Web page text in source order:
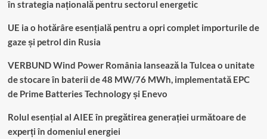
în strategia națională pentru sectorul energetic
UE ia o hotărâre esențială pentru a opri complet importurile de
gaze și petrol din Rusia
VERBUND Wind Power România lansează la Tulcea o unitate
de stocare în baterii de 48 MW/76 MWh, implementată EPC
de Prime Batteries Technology și Enevo
Rolul esențial al AIEE în pregătirea generației următoare de
experți în domeniul energiei